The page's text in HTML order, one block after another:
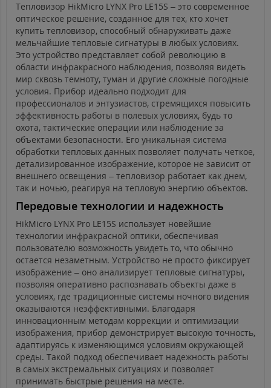
Тепловизор HikMicro LYNX Pro LE15S – это современное
оптическое решение, созданное для тех, кто хочет
купить тепловизор, способный обнаруживать даже
мельчайшие тепловые сигнатуры в любых условиях.
Это устройство представляет собой революцию в
области инфракрасного наблюдения, позволяя видеть
мир сквозь темноту, туман и другие сложные погодные
условия. Прибор идеально подходит для
профессионалов и энтузиастов, стремящихся повысить
эффективность работы в полевых условиях, будь то
охота, тактические операции или наблюдение за
объектами безопасности. Его уникальная система
обработки тепловых данных позволяет получать четкое,
детализированное изображение, которое не зависит от
внешнего освещения – тепловизор работает как днем,
так и ночью, реагируя на тепловую энергию объектов.
Передовые технологии и надежность
HikMicro LYNX Pro LE15S использует новейшие
технологии инфракрасной оптики, обеспечивая
пользователю возможность увидеть то, что обычно
остается незаметным. Устройство не просто фиксирует
изображение – оно анализирует тепловые сигнатуры,
позволяя оперативно распознавать объекты даже в
условиях, где традиционные системы ночного видения
оказываются неэффективными. Благодаря
инновационным методам коррекции и оптимизации
изображения, прибор демонстрирует высокую точность,
адаптируясь к изменяющимся условиям окружающей
среды. Такой подход обеспечивает надежность работы
в самых экстремальных ситуациях и позволяет
принимать быстрые решения на месте.